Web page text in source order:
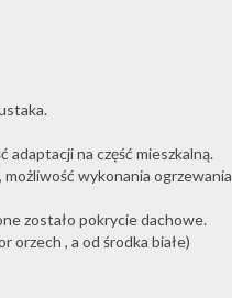
adaptacji na część mieszkalną.
wykonania ogrzewania
zostało pokrycie dachowe.
orzech , a od środka białe)